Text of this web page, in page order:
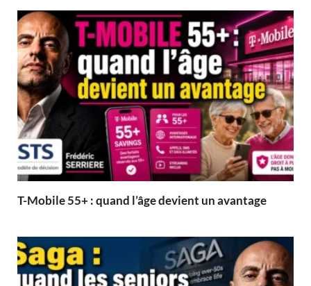
T-Mobile 55+ : quand l’âge devient un avantage